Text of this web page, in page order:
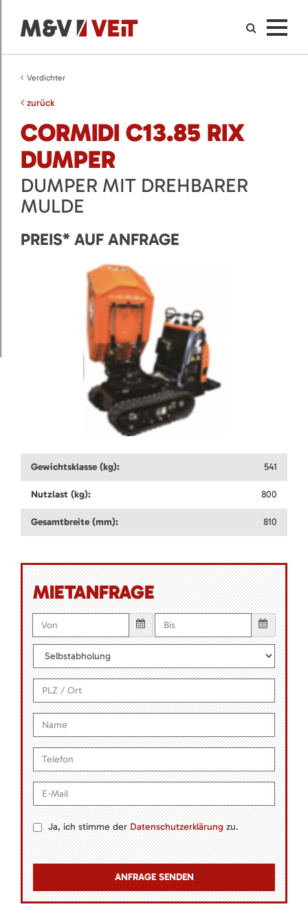
Verdichter
zurück
CORMIDI C13.85 RIX
DUMPER
DUMPER MIT DREHBARER
MULDE
PREIS* AUF ANFRAGE
Gewichtsklasse (kg): 541
Nutzlast (kg): 800
Gesamtbreite (mm): 810
MIETANFRAGE
Ja, ich stimme derDatenschutzerklärungzu.